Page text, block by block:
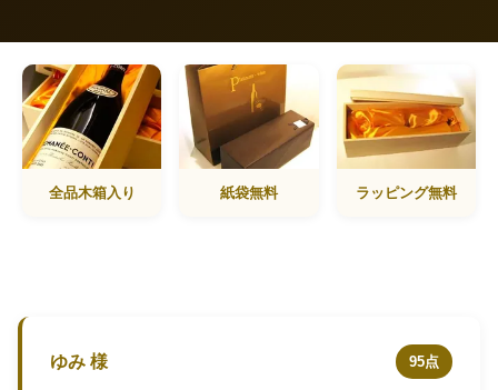
全品木箱入り 紙袋無料 ラッピング無料
ゆみ 様 95点